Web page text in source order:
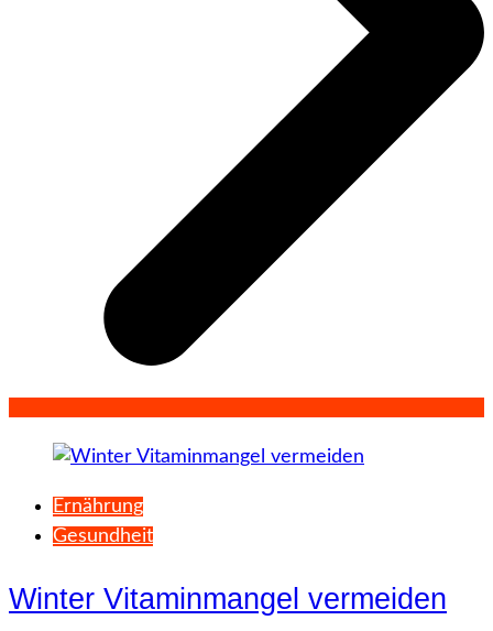
Ernährung
Gesundheit
Winter Vitaminmangel vermeiden